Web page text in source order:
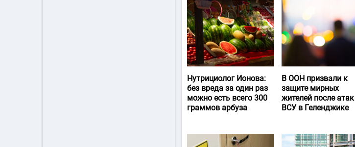
Нутрициолог Ионова:
без вреда за один раз
можно есть всего 300
граммов арбуза
В ООН призвали к
защите мирных
жителей после атак
ВСУ в Геленджике